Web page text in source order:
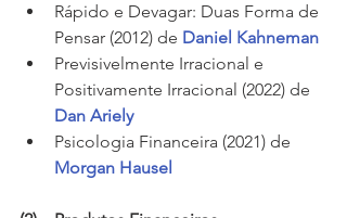
Rápido e Devagar: Duas Forma de
Pensar (2012) de Daniel Kahneman
Previsivelmente Irracional e
Positivamente Irracional (2022) de
Dan Ariely
Psicologia Financeira (2021) de
Morgan Hausel